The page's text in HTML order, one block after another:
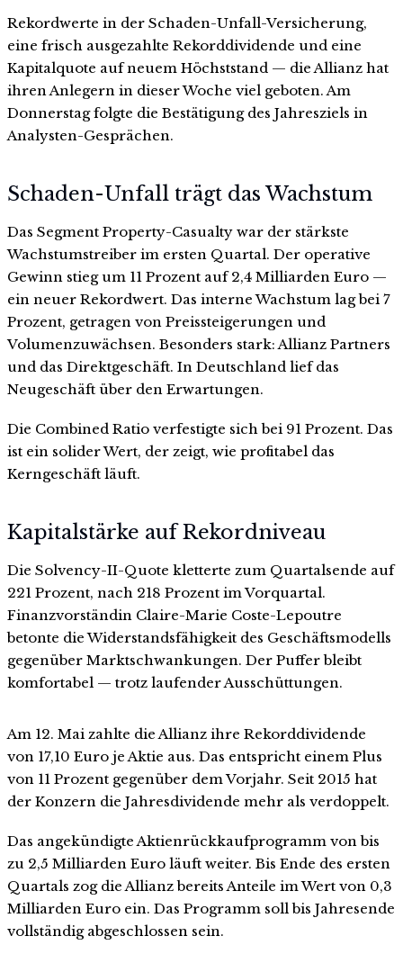
Rekordwerte in der Schaden-Unfall-Versicherung,
eine frisch ausgezahlte Rekorddividende und eine
Kapitalquote auf neuem Höchststand — die Allianz hat
ihren Anlegern in dieser Woche viel geboten. Am
Donnerstag folgte die Bestätigung des Jahresziels in
Analysten-Gesprächen.
Schaden-Unfall trägt das Wachstum
Das Segment Property-Casualty war der stärkste
Wachstumstreiber im ersten Quartal. Der operative
Gewinn stieg um 11 Prozent auf 2,4 Milliarden Euro —
ein neuer Rekordwert. Das interne Wachstum lag bei 7
Prozent, getragen von Preissteigerungen und
Volumenzuwächsen. Besonders stark: Allianz Partners
und das Direktgeschäft. In Deutschland lief das
Neugeschäft über den Erwartungen.
Die Combined Ratio verfestigte sich bei 91 Prozent. Das
ist ein solider Wert, der zeigt, wie profitabel das
Kerngeschäft läuft.
Kapitalstärke auf Rekordniveau
Die Solvency-II-Quote kletterte zum Quartalsende auf
221 Prozent, nach 218 Prozent im Vorquartal.
Finanzvorständin Claire-Marie Coste-Lepoutre
betonte die Widerstandsfähigkeit des Geschäftsmodells
gegenüber Marktschwankungen. Der Puffer bleibt
komfortabel — trotz laufender Ausschüttungen.
Am 12. Mai zahlte die Allianz ihre Rekorddividende
von 17,10 Euro je Aktie aus. Das entspricht einem Plus
von 11 Prozent gegenüber dem Vorjahr. Seit 2015 hat
der Konzern die Jahresdividende mehr als verdoppelt.
Das angekündigte Aktienrückkaufprogramm von bis
zu 2,5 Milliarden Euro läuft weiter. Bis Ende des ersten
Quartals zog die Allianz bereits Anteile im Wert von 0,3
Milliarden Euro ein. Das Programm soll bis Jahresende
vollständig abgeschlossen sein.